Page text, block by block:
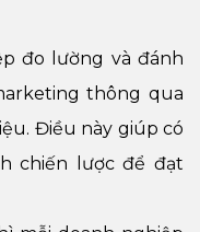
đo lường và đánh
thông qua
Điều này giúp có
chiến lược để đạt